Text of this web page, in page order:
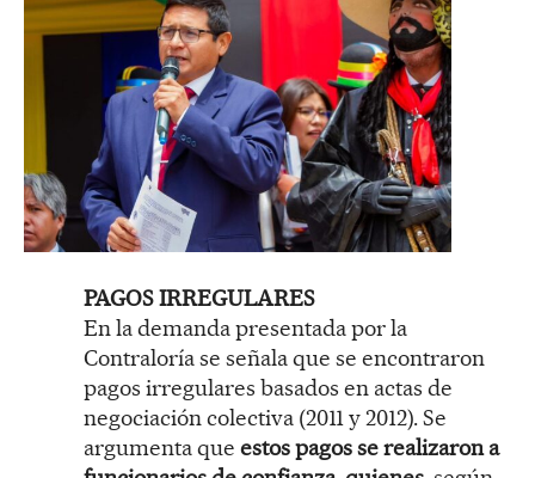
PAGOS IRREGULARES
En la demanda presentada por la
Contraloría se señala que se encontraron
pagos irregulares basados en actas de
negociación colectiva (2011 y 2012). Se
argumenta que estos pagos se realizaron a